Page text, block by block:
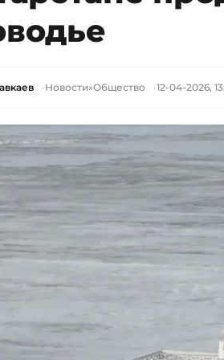
Новости»Общество 12-04-2026,